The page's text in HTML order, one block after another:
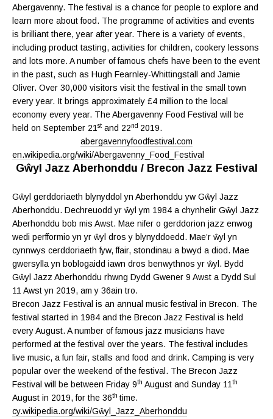
Abergavenny. The festival is a chance for people to explore and
learn more about food. The programme of activities and events
is brilliant there, year after year. There is a variety of events,
including product tasting, activities for children, cookery lessons
and lots more. A number of famous chefs have been to the event
in the past, such as Hugh Fearnley-Whittingstall and Jamie
Oliver. Over 30,000 visitors visit the festival in the small town
every year. It brings approximately £4 million to the local
economy every year. The Abergavenny Food Festival will be
held on September 21 st and 22nd 2019.
abergavennyfoodfestival.com
en.wikipedia.org/wiki/Abergavenny_Food_Festival
Gŵyl Jazz Aberhonddu / Brecon Jazz Festival
Gŵyl gerddoriaeth blynyddol yn Aberhonddu yw Gŵyl Jazz
Aberhonddu. Dechreuodd yr ŵyl ym 1984 a chynhelir Gŵyl Jazz
Aberhonddu bob mis Awst. Mae nifer o gerddorion jazz enwog
wedi perfformio yn yr ŵyl dros y blynyddoedd. Mae’r ŵyl yn
cynnwys cerddoriaeth fyw, ffair, stondinau a bwyd a diod. Mae
gwersylla yn boblogaidd iawn dros benwythnos yr ŵyl. Bydd
Gŵyl Jazz Aberhonddu rhwng Dydd Gwener 9 Awst a Dydd Sul
11 Awst yn 2019, am y 36ain tro.
Brecon Jazz Festival is an annual music festival in Brecon. The
festival started in 1984 and the Brecon Jazz Festival is held
every August. A number of famous jazz musicians have
performed at the festival over the years. The festival includes
live music, a fun fair, stalls and food and drink. Camping is very
popular over the weekend of the festival. The Brecon Jazz
Festival will be between Friday 9th August and Sunday 11 th
August in 2019, for the 36th time.
cy.wikipedia.org/wiki/Gŵyl_Jazz_Aberhonddu